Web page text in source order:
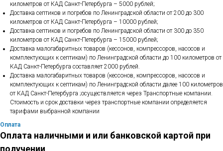
километров от КАД Санкт-Петербурга – 5000 рублей;
Доставка септиков и погребов по Ленинградской области от 200 до 300
километров от КАД Санкт-Петербурга – 10000 рублей;
Доставка септиков и погребов по Ленинградской области от 300 до 350
километров от КАД Санкт-Петербурга – 15000 рублей;
Доставка малогабаритных товаров (кессонов, компрессоров, насосов и
комплектующих к септикам) по Ленинградской области до 100 километров от
КАД Санкт-Петербурга составляет 2000 рублей.
Доставка малогабаритных товаров (кессонов, компрессоров, насосов и
комплектующих к септикам) по Ленинградской области далее 100 километров
от КАД Санкт-Петербурга ;осуществляется через Транспортные компании.
Стоимость и срок доставки через транспортные компании определяется
тарифами выбранной компании
Оплата
Оплата наличными и или банковской картой при
получении